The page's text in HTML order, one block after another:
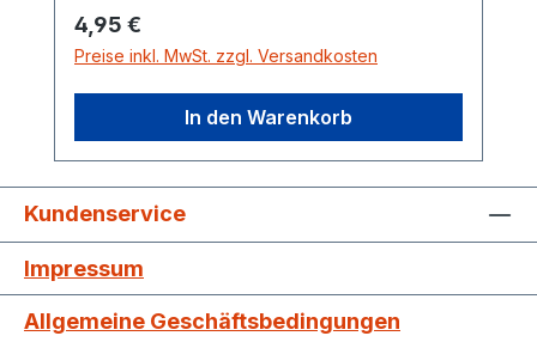
Regulärer Preis:
4,95 €
Preise inkl. MwSt. zzgl. Versandkosten
In den Warenkorb
Kundenservice
Impressum
Allgemeine Geschäftsbedingungen